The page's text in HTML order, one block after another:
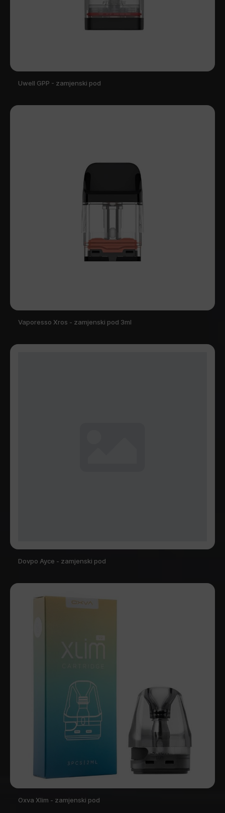
Uwell GPP - zamjenski pod
Vaporesso Xros - zamjenski pod 3ml
Dovpo Ayce - zamjenski pod
Oxva Xlim - zamjenski pod